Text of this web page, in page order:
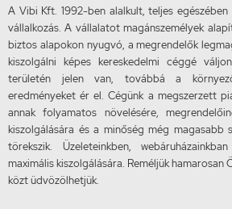
A Vibi Kft. 1992-ben alalkult, teljes
vállalkozás. A vállalatot magánszemélyek
biztos alapokon nyugvó, a megrendelők
kiszolgálni képes kereskedelmi céggé
területén jelen van, továbbá a
eredményeket ér el. Cégünk a megszerzett
annak folyamatos növelésére,
kiszolgálására és a minőség még magasabb
törekszik. Üzeleteinkben,
maximális kiszolgálására. Reméljük
közt üdvözölhetjük.